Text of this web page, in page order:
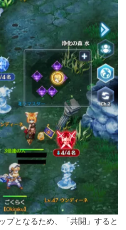
プとなるため、「共闘」すると